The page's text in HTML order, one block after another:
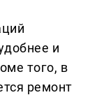
и
того, в
ремонт